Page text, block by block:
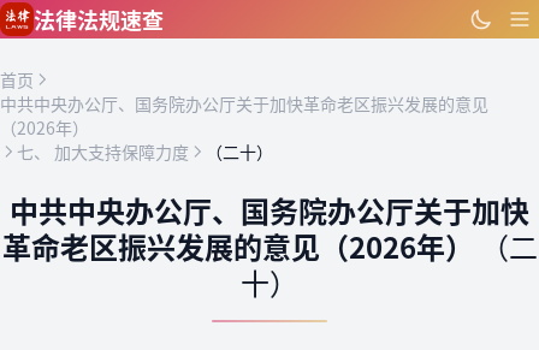
跳到主要内容
法律法规速查
首页
中共中央办公厅、国务院办公厅关于加快革命老区振兴发展的意见
（2026年）
七、 加大支持保障力度
（二十）
中共中央办公厅、国务院办公厅关于加快
革命老区振兴发展的意见（2026年）
（二
十）